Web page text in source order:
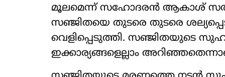
മൂലമെന്ന് സഹോദരൻ ആകാശ്
സഞ്ജിതയെ തുടരെ തുടരെ
വെളിപ്പെടുത്തി. സഞ്ജിതയുടെ
ഇക്കാര‍്യങ്ങളെല്ലാം